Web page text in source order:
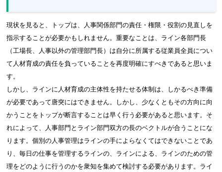
現状を見ると、トップは、人事関係部門の責任・権限・役割の見直しを
指示することが必要かもしれません。重要なことは、ライン各部門長
（工場長、人事以外の管理部門長）は自分に所属する従業員全員につい
て人材育成の責任を負っていることを再度明確にすべきであると思いま
す。
しかし、ラインに人材育成の主体性を持たせる体制は、しかるべき準備
が必要であって唐突にはできません。しかし、少なくともその方向に向
かうことをトップが断言することは早く行う必要があると思います。そ
れによって、人事部門とライン部門双方の長のベクトルが合うことにな
ります。個別の人事管理はラインの手によらなくてはできないことであ
り、毎日の仕事を管理するラインの、ラインによる、ラインのための管
理をどのように行うのかを衆知を集めて検討する必要があります。ライ